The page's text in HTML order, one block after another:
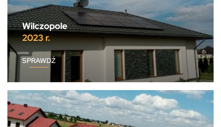
Wilczopole
2023 r.
SPRAWDŹ